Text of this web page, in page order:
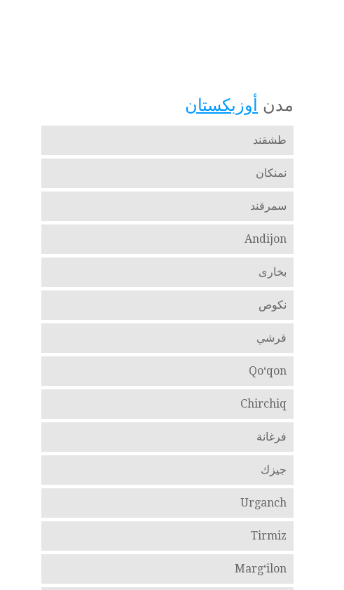
مدن أوزبكستان
طشقند
نمنكان
سمرقند
Andijon
بخارى
نكوص
قرشي
Qo‘qon
Chirchiq
فرغانة
جيزك
Urganch
Tirmiz
Marg‘ilon